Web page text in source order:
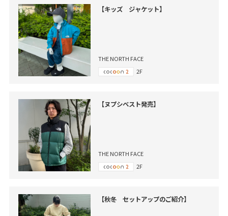
【キッズ ジャケット】
THE NORTH FACE
2F
【ヌプシベスト発売】
THE NORTH FACE
2F
【秋冬 セットアップのご紹介】